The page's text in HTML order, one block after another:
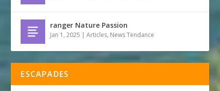
ranger Nature Passion
Jan 1, 2025 |Articles, News Tendance
ESCAPADES